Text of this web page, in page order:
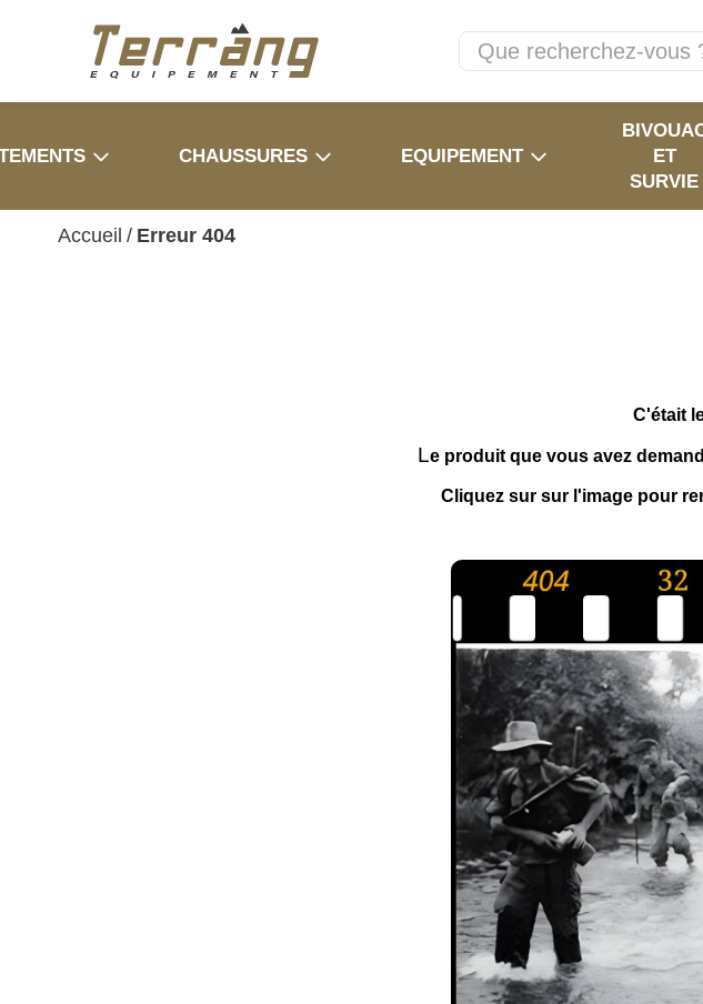
CHAUSSURES EQUIPEMENT
ET
SURVIE
Accueil / Erreur 404
C'était
Le produit que vous avez
Cliquez sur sur l'image pour